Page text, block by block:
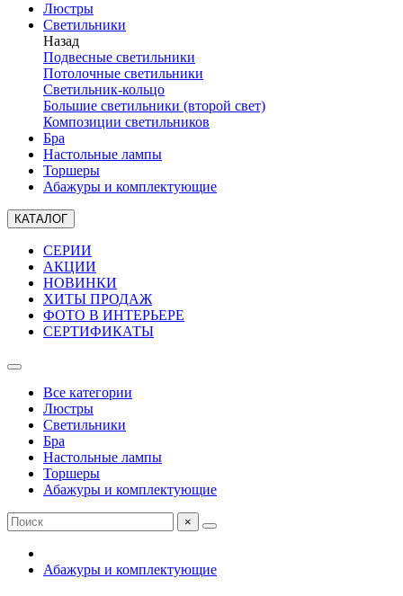
Люстры
Светильники
Назад
Подвесные светильники
Потолочные светильники
Светильник-кольцо
Большие светильники (второй свет)
Композиции светильников
Бра
Настольные лампы
Торшеры
Абажуры и комплектующие
КАТАЛОГ
СЕРИИ
АКЦИИ
НОВИНКИ
ХИТЫ ПРОДАЖ
ФОТО В ИНТЕРЬЕРЕ
СЕРТИФИКАТЫ
Все категории
Люстры
Светильники
Бра
Настольные лампы
Торшеры
Абажуры и комплектующие
×
Абажуры и комплектующие